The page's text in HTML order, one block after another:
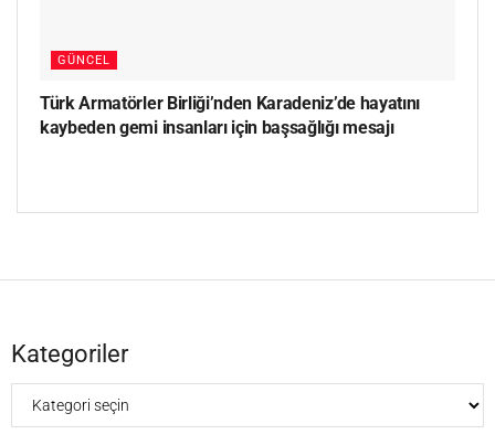
GÜNCEL
Türk Armatörler Birliği’nden Karadeniz’de hayatını
kaybeden gemi insanları için başsağlığı mesajı
Kategoriler